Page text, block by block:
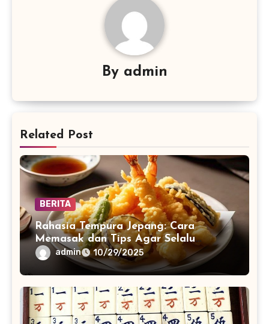
By admin
Related Post
BERITA
Rahasia Tempura Jepang: Cara
Memasak dan Tips Agar Selalu
Renyah
admin 10/29/2025